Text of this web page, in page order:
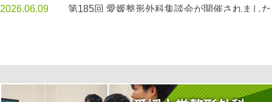
2026.06.09 第185回 愛媛整形外科集談会が開催されました
2025.12.08
第184回 愛媛整形外科集談会を開催しました
が開催されました